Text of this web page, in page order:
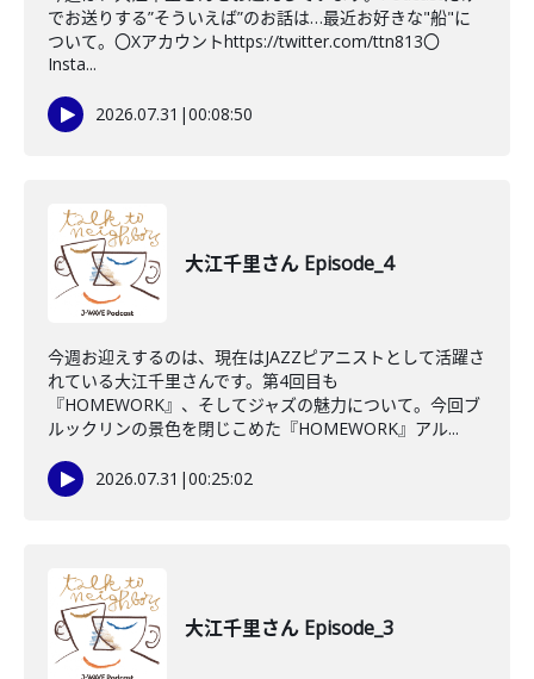
でお送りする”そういえば”のお話は…最近お好きな"船"に
ついて。〇Xアカウントhttps://twitter.com/ttn813〇
Insta...
2026.07.31 |00:08:50
大江千里さん Episode_4
今週お迎えするのは、現在はJAZZピアニストとして活躍さ
れている大江千里さんです。第4回目も
『HOMEWORK』、そしてジャズの魅力について。今回ブ
ルックリンの景色を閉じこめた『HOMEWORK』アル...
2026.07.31 |00:25:02
大江千里さん Episode_3